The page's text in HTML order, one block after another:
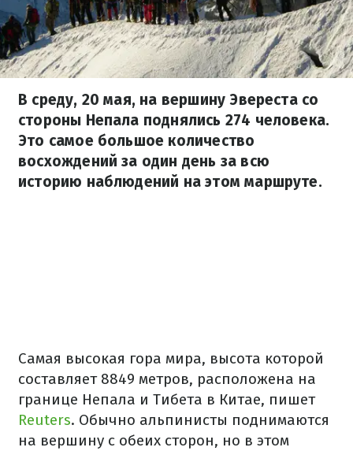
В среду, 20 мая, на вершину Эвереста со
стороны Непала поднялись 274 человека.
Это самое большое количество
восхождений за один день за всю
историю наблюдений на этом маршруте.
Самая высокая гора мира, высота которой
составляет 8849 метров, расположена на
границе Непала и Тибета в Китае, пишет
Reuters. Обычно альпинисты поднимаются
на вершину с обеих сторон, но в этом